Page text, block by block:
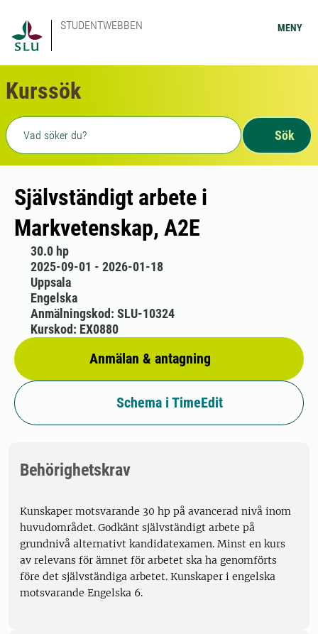
STUDENTWEBBEN MENY
Kurssök
Fritext sökning
Sök
Självständigt arbete i
Markvetenskap, A2E
30.0 hp
2025-09-01 - 2026-01-18
Uppsala
Engelska
Anmälan & antagning
Anmälningskod: SLU-10324
Kurskod: EX0880
Schema i TimeEdit
Behörighetskrav
Kunskaper motsvarande 30 hp på avancerad nivå inom
huvudområdet. Godkänt självständigt arbete på
grundnivå alternativt kandidatexamen. Minst en kurs
av relevans för ämnet för arbetet ska ha genomförts
före det självständiga arbetet. Kunskaper i engelska
motsvarande Engelska 6.